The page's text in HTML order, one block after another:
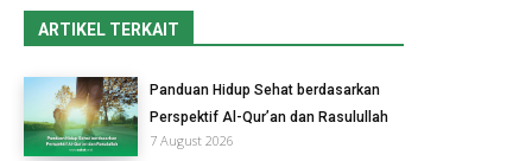
ARTIKEL TERKAIT
Panduan Hidup Sehat berdasarkan
Perspektif Al-Qur’an dan Rasulullah
7 August 2026